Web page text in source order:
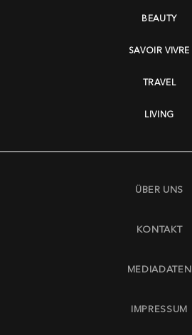
BEAUTY
SAVOIR VIVRE
TRAVEL
LIVING
ÜBER UNS
KONTAKT
MEDIADATEN
IMPRESSUM